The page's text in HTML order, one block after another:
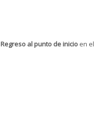
Regreso al punto de inicio en el